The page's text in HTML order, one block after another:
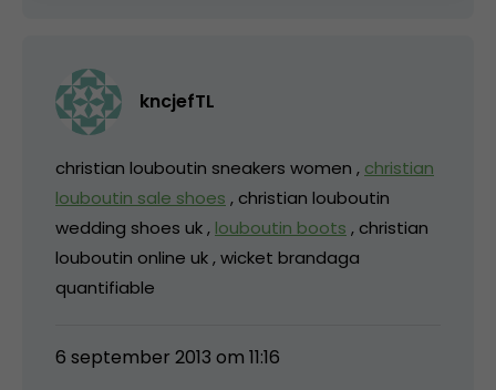
kncjefTL
christian louboutin sneakers women , christian
louboutin sale shoes , christian louboutin
wedding shoes uk , louboutin boots , christian
louboutin online uk , wicket brandaga
quantifiable
6 september 2013 om 11:16